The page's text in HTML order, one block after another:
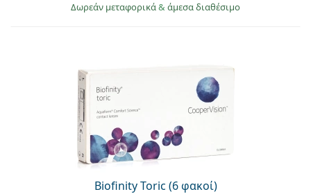
Δωρεάν μεταφορικά& άμεσα διαθέσιμο
Biofinity Toric (6 φακοί)